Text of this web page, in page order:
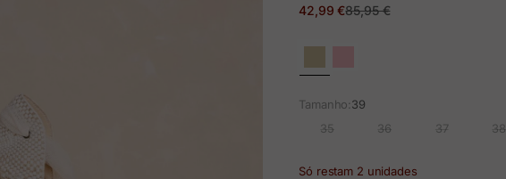
Preço em promoção
42,99 €Preço normal
85,95 €
Tamanho:39
35
36 37 38
Só restam 2 unidades